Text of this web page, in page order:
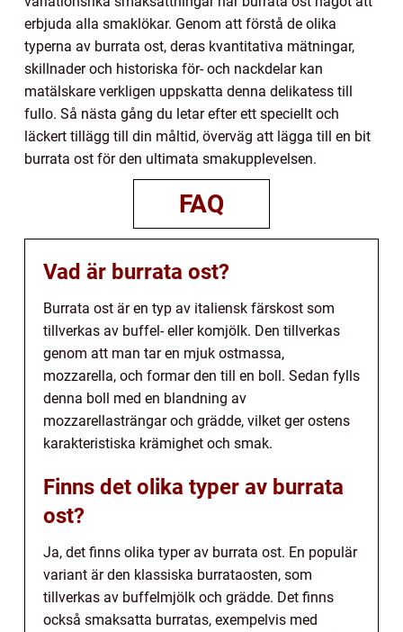
erbjuda alla smaklökar. Genom att förstå de olika
typerna av burrata ost, deras kvantitativa mätningar,
skillnader och historiska för- och nackdelar kan
matälskare verkligen uppskatta denna delikatess till
fullo. Så nästa gång du letar efter ett speciellt och
läckert tillägg till din måltid, överväg att lägga till en bit
burrata ost för den ultimata smakupplevelsen.
FAQ
Vad är burrata ost?
Burrata ost är en typ av italiensk färskost som
tillverkas av buffel- eller komjölk. Den tillverkas
genom att man tar en mjuk ostmassa,
mozzarella, och formar den till en boll. Sedan fylls
denna boll med en blandning av
mozzarellasträngar och grädde, vilket ger ostens
karakteristiska krämighet och smak.
Finns det olika typer av burrata
ost?
Ja, det finns olika typer av burrata ost. En populär
variant är den klassiska burrataosten, som
tillverkas av buffelmjölk och grädde. Det finns
också smaksatta burratas, exempelvis med